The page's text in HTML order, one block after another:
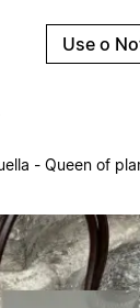
Use o
- Queen of